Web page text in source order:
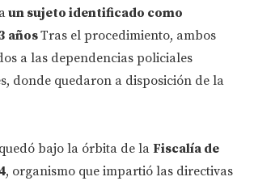
un sujeto identificado como
añosTras el procedimiento, ambos
a las dependencias policiales
donde quedaron a disposición de la
bajo la órbita de la Fiscalía de
, organismo que impartió las directivas